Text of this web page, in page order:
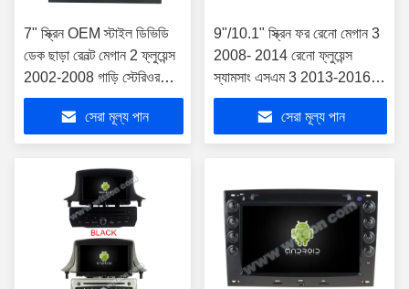
7" স্ক্রিন OEM স্টাইল ডিভিডি
ডেক ছাড়া রেনল্ট মেগান 2 ফ্লুয়েন্স
2002-2008 গাড়ি স্টেরিওর
জন্য
সেরা মূল্য পান
9"/10.1" স্ক্রিন ফর রেনো মেগান 3
2008- 2014 রেনো ফ্লুয়েন্স
স্যামসাং এসএম 3 2013-2016
কার স্টেরিও
সেরা মূল্য পান